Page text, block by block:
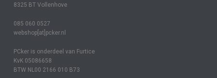
8325 BT Vollenhove
085 060 0527
webshop[at]pcker.nl
PCker is onderdeel van Furtice
KvK 05086658
BTW NL00 2166 010 B73